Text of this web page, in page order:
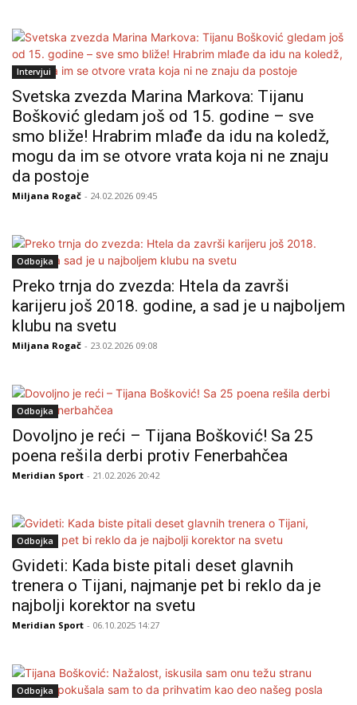
Intervjui
Svetska zvezda Marina Markova: Tijanu
Bošković gledam još od 15. godine – sve
smo bliže! Hrabrim mlađe da idu na koledž,
mogu da im se otvore vrata koja ni ne znaju
da postoje
Miljana Rogač - 24.02.2026 09:45
Odbojka
Preko trnja do zvezda: Htela da završi
karijeru još 2018. godine, a sad je u najboljem
klubu na svetu
Miljana Rogač - 23.02.2026 09:08
Odbojka
Dovoljno je reći – Tijana Bošković! Sa 25
poena rešila derbi protiv Fenerbahčea
Meridian Sport - 21.02.2026 20:42
Odbojka
Gvideti: Kada biste pitali deset glavnih
trenera o Tijani, najmanje pet bi reklo da je
najbolji korektor na svetu
Meridian Sport - 06.10.2025 14:27
Odbojka